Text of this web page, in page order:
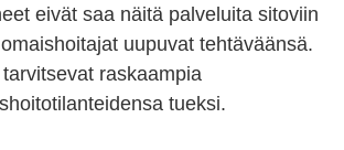
eivät saa näitä palveluita sitoviin
uupuvat tehtäväänsä.
raskaampia
tueksi.